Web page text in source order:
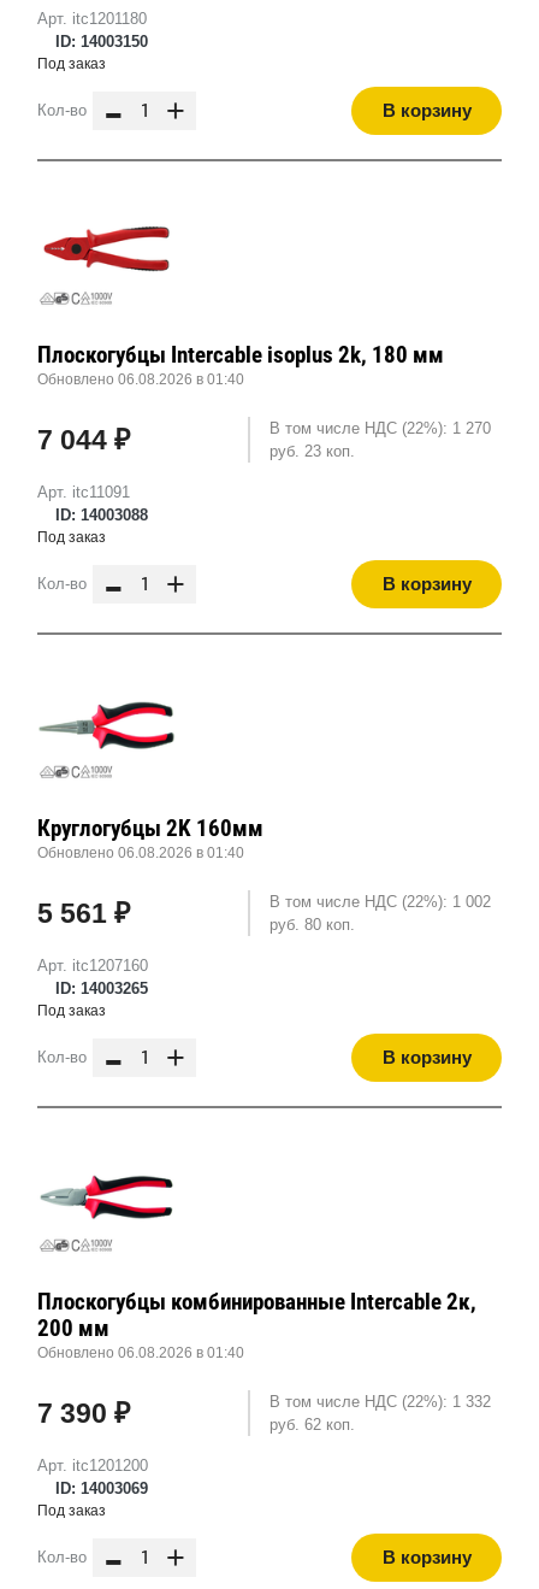
Арт. itc1201180
ID: 14003150
Под заказ
Кол-во - + В корзину
Арт. itc11091
ID: 14003088
Плоскогубцы Intercable isoplus 2k, 180 мм
Обновлено 06.08.2026 в 01:40
7 044 ₽
В том числе НДС (22%): 1 270
руб. 23 коп.
Под заказ
Кол-во - + В корзину
Арт. itc1207160
ID: 14003265
Круглогубцы 2K 160мм
Обновлено 06.08.2026 в 01:40
5 561 ₽
В том числе НДС (22%): 1 002
руб. 80 коп.
Под заказ
Кол-во - + В корзину
Арт. itc1201200
ID: 14003069
Плоскогубцы комбинированные Intercable 2к,
200 мм
Обновлено 06.08.2026 в 01:40
7 390 ₽
В том числе НДС (22%): 1 332
руб. 62 коп.
Под заказ
Кол-во - + В корзину